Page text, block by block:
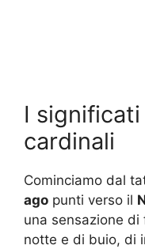
I
cardinali
Cominciamo dal
ago punti verso il
una sensazione
notte e di buio, di